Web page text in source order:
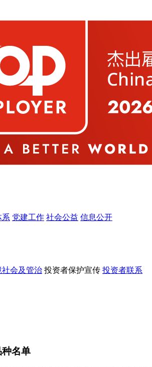
系 党建工作 社会公益 信息公开
社会及管治 投资者保护宣传 投资者联系
名单